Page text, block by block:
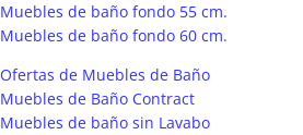
Muebles de baño fondo 55 cm.
Muebles de baño fondo 60 cm.
Ofertas de Muebles de Baño
Muebles de Baño Contract
Muebles de baño sin Lavabo